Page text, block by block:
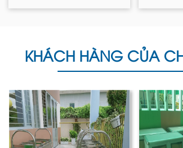
KHÁCH HÀNG CỦA